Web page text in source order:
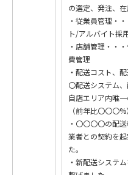
の選定、発注、
・従業員管理・
ト/アルバイト採
・店舗管理・・
費管理
・配送コスト、
〇配送システム
自店エリア内唯
（前年比〇〇〇
・〇〇〇〇の配
業者との契約を
た。
・新配送システ